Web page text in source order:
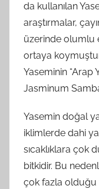
da kullanılan
araştırmalar,
üzerinde olumlu
ortaya
Yaseminin “Arap
Jasminum
Yasemin doğal
iklimlerde dahi
sıcaklıklara çok
bitkidir. Bu
çok fazla olduğu